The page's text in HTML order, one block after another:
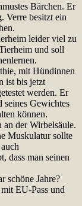
Bärchen. Er
Verre besitzt ein
leider viel zu
und soll
mit Hündinnen
ist bis jetzt
werden. Er
seines Gewichtes
können.
an der Wirbelsäule.
Muskulatur sollte
dass man seinen
schöne Jahre?
EU-Pass und